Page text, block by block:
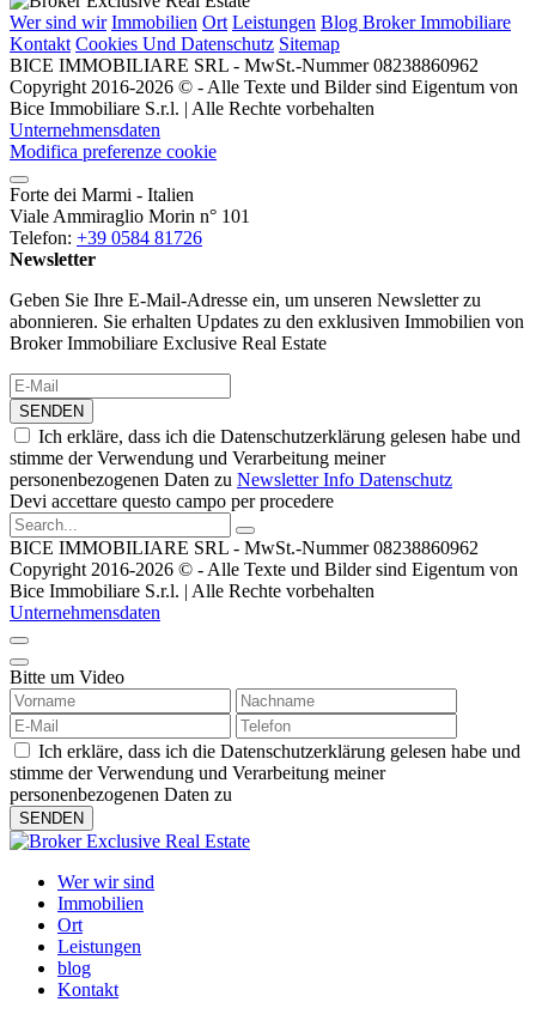
Wer sind wir Immobilien Ort Leistungen Blog Broker Immobiliare
Kontakt Cookies Und Datenschutz Sitemap
BICE IMMOBILIARE SRL - MwSt.-Nummer 08238860962
Copyright 2016-2026 © - Alle Texte und Bilder sind Eigentum von
Bice Immobiliare S.r.l. | Alle Rechte vorbehalten
Unternehmensdaten
Modifica preferenze cookie
Forte dei Marmi - Italien
Viale Ammiraglio Morin n° 101
Telefon: +39 0584 81726
Newsletter
Geben Sie Ihre E-Mail-Adresse ein, um unseren Newsletter zu
abonnieren. Sie erhalten Updates zu den exklusiven Immobilien von
Broker Immobiliare Exclusive Real Estate
SENDEN
Ich erkläre, dass ich die Datenschutzerklärung gelesen habe und
stimme der Verwendung und Verarbeitung meiner
personenbezogenen Daten zu Newsletter Info Datenschutz
Devi accettare questo campo per procedere
BICE IMMOBILIARE SRL - MwSt.-Nummer 08238860962
Copyright 2016-2026 © - Alle Texte und Bilder sind Eigentum von
Bice Immobiliare S.r.l. | Alle Rechte vorbehalten
Unternehmensdaten
Bitte um Video
Ich erkläre, dass ich die Datenschutzerklärung gelesen habe und
stimme der Verwendung und Verarbeitung meiner
personenbezogenen Daten zu
Wer wir sind
Immobilien
Ort
Leistungen
blog
Kontakt